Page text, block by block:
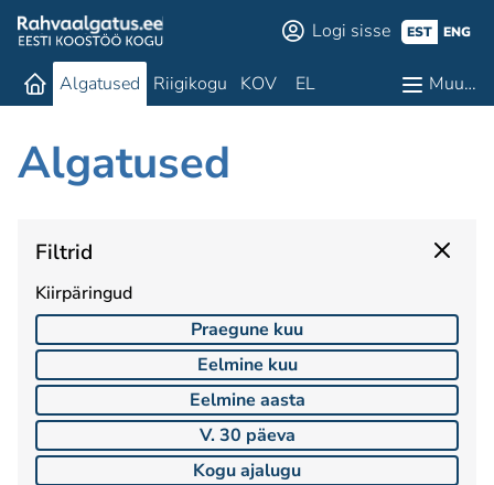
Logi sisse EST ENG
Algatused Riigikogu KOV EL Muu…
Algatused
Filtrid
Kiirpäringud
Praegune kuu
Eelmine kuu
Eelmine aasta
V. 30 päeva
Kogu ajalugu